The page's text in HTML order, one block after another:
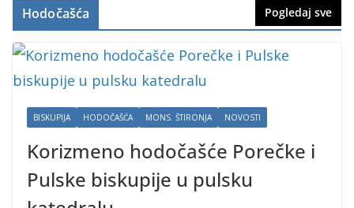
Hodočašća Pogledaj sve
BISKUPIJA HODOČAŠĆA MONS. ŠTIRONJA NOVOSTI
Korizmeno hodočašće Porečke i
Pulske biskupije u pulsku